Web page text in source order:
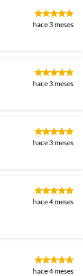
hace 3 meses
hace 3 meses
hace 3 meses
hace 4 meses
hace 4 meses